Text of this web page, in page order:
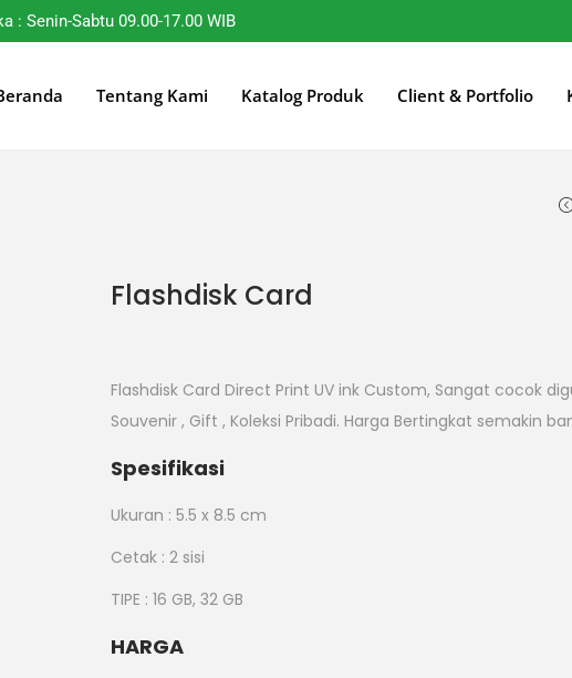
: Senin-Sabtu 09.00-17.00 WIB
Tentang Kami Katalog Produk Client & Portfolio
Flashdisk Card
Flashdisk Card Direct Print UV ink Custom, Sangat cocok
Souvenir , Gift , Koleksi Pribadi. Harga Bertingkat semakin
Spesifikasi
Ukuran : 5.5 x 8.5 cm
Cetak : 2 sisi
TIPE : 16 GB, 32 GB
HARGA